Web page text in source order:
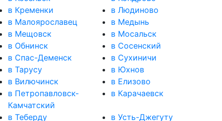
в Кременки
в Людиново
в Малоярославец
в Медынь
в Мещовск
в Мосальск
в Обнинск
в Сосенский
в Спас-Деменск
в Сухиничи
в Тарусу
в Юхнов
в Вилючинск
в Елизово
в Петропавловск-
Камчатский
в Карачаевск
в Теберду
в Усть-Джегуту